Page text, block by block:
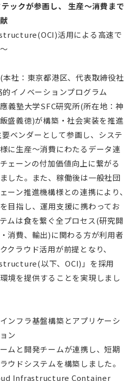
ックが参画し、 生産～消費まで
活用による高速で
社：東京都港区、代表取締役社
イノベーションプログラム
義塾大学SFC研究所(所在地：神
盛義徳)が構築・社会実装を推進
ベンダーとして参画し、システ
に生産～消費にわたるデータ連
ェーンの付加価値向上に繋がる
した。また、稼働後は一般社団
ーン推進機構様との連携により、
目指し、運用支援に携わってお
ムは食を繋ぐ全プロセス(研究開
消費、輸出)に関わる方が利用者
クラウド活用が前提となり、
以下、OCI)」を採用
境を提供することを実現しまし
ンフラ基盤構築とアプリケーシ
ン
ムと開発チームが連携し、短期
ウドシステムを構築しました。
Infrastructure Container